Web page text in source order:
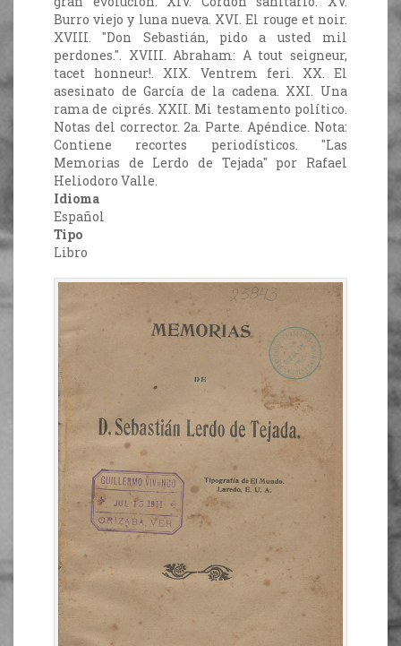
Burro viejo y luna nueva. XVI. El rouge et noir.
XVIII. "Don Sebastián, pido a usted mil
perdones.". XVIII. Abraham: A tout seigneur,
tacet honneur!. XIX. Ventrem feri. XX. El
asesinato de García de la cadena. XXI. Una
rama de ciprés. XXII. Mi testamento político.
Notas del corrector. 2a. Parte. Apéndice. Nota:
Contiene recortes periodísticos. "Las
Memorias de Lerdo de Tejada" por Rafael
Heliodoro Valle.
Idioma
Español
Tipo
Libro